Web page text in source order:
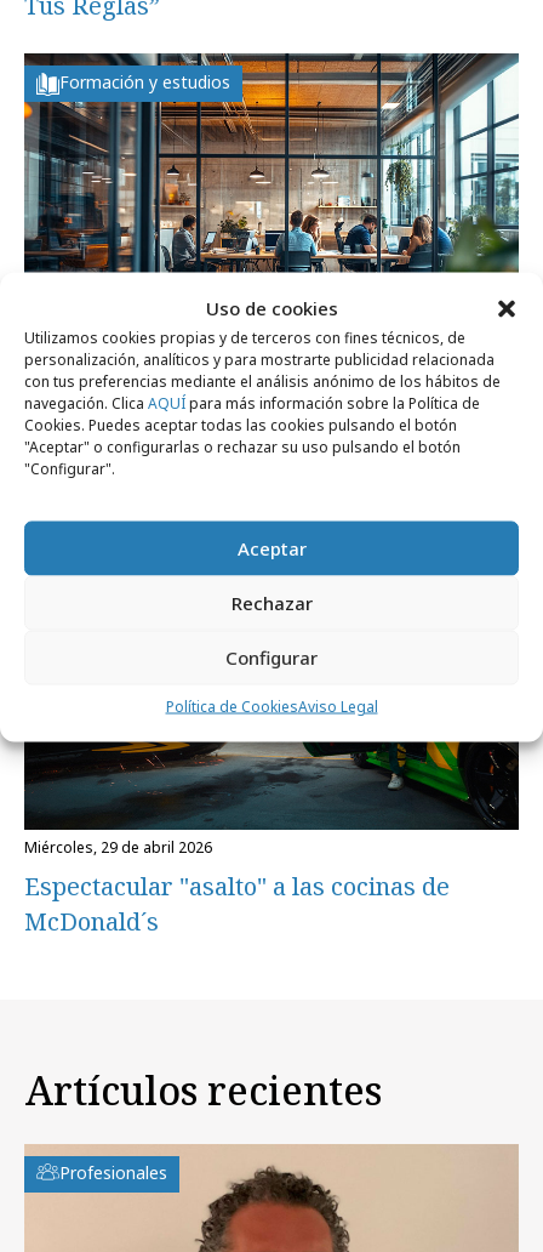
Uso de cookies
Utilizamos cookies propias y de terceros con fines técnicos, de
personalización, analíticos y para mostrarte publicidad relacionada
con tus preferencias mediante el análisis anónimo de los hábitos de
navegación. Clica AQUÍpara más información sobre la Política de
Cookies. Puedes aceptar todas las cookies pulsando el botón
"Aceptar" o configurarlas o rechazar su uso pulsando el botón
"Configurar".
Aceptar
Rechazar
Configurar
Política de CookiesAviso Legal
Formación y estudios
viernes, 22 de mayo 2026
Agencias creativas: suben salarios y
mejora la satisfacción de empleados
miércoles, 29 de abril 2026
Espectacular "asalto" a las cocinas de
McDonald´s
Artículos recientes
Profesionales